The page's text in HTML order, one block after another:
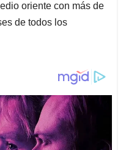
oriente con más de
de todos los